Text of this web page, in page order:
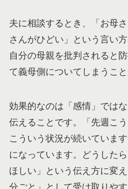
夫に相談するとき、「お母
さんがひどい」という言い
自分の母親を批判されると
て義母側についてしまうこと
効果的なのは「感情」では
伝えることです。「先週こう
こういう状況が続いていま
になっています。どうした
ほしい」という伝え方に変
分ごと」として受け取りや